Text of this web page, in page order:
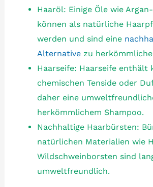
Haaröl: Einige Öle wie
können als natürliche
werden und sind eine
Alternativezu
Haarseife: Haarseife enthält
chemischen Tenside oder
daher eine
herkömmlichem Shampoo.
Nachhaltige Haarbürsten:
natürlichen Materialien wie
Wildschweinborsten sind
umweltfreundlich.